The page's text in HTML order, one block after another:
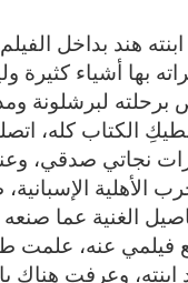
هند بداخل
بها أشياء
لبرشلونة
الكتاب كله،
نجاتي صدقي،
الإسبانية،
الغنية عما
وعرفت هناك